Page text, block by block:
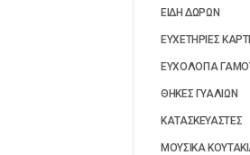
ΕΙΔΗ ΔΩΡΩΝ
ΕΥΧΕΤΗΡΙΕΣ
ΕΥΧΟΛΟΓΙΑ
ΘΗΚΕΣ ΓΥΑΛΙΩΝ
ΚΑΤΑΣΚΕΥΑΣΤΕΣ
ΜΟΥΣΙΚΑ